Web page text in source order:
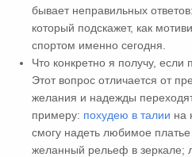
бывает неправильных
который подскажет, как
спортом именно сегодня.
Что конкретно я получу, если
Этот вопрос отличается от
желания и надежды
примеру: похудею в талии на
смогу надеть любимое
желанный рельеф в зеркале;